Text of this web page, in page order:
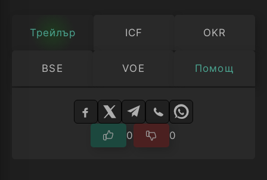
Трейлър ICF OKR
BSE VOE Помощ
Изберете
0 0